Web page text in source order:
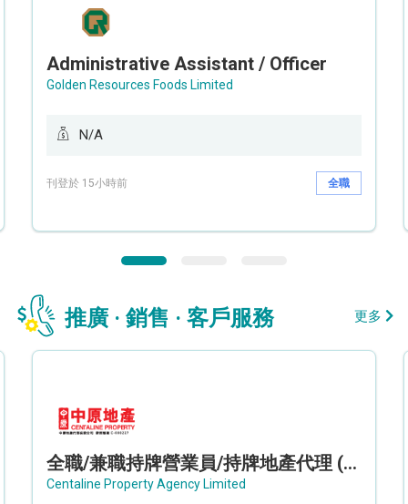
Administrative Assistant / Officer
Golden Resources Foods Limited
N/A
刊登於 15小時前 全職
推廣 · 銷售 · 客戶服務 更多
全職/兼職持牌營業員/持牌地產代理 (長沙灣/將軍澳/油塘)
Centaline Property Agency Limited